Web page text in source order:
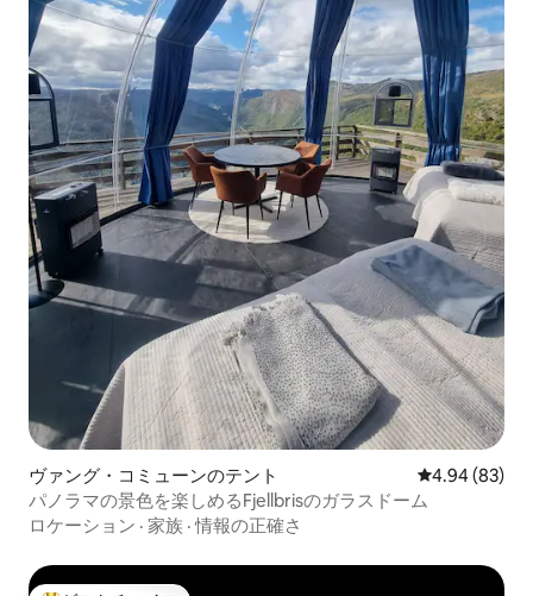
ヴァング・コミューンのテント レビュー83
4.94 (83)
パノラマの景色を楽しめるFjellbrisのガラスドーム
ロケーション · 家族 ·情報の正確さ